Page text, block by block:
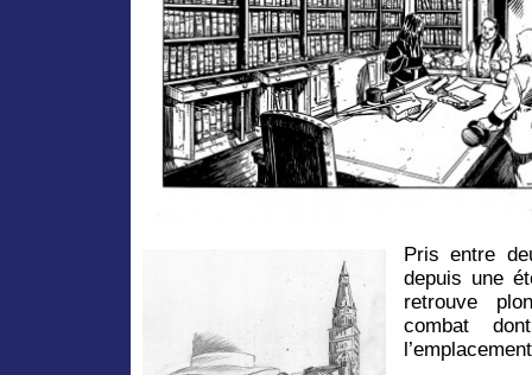
Pris entre
depuis une
retrouve
combat